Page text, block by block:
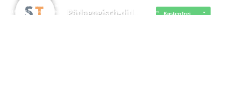
Pädagogisch-did… Kostenfrei
· ·Datenschutz ·
© 2016 - 2026 SupraTix GmbH oder Partnergesellschaften - Alle Rechte vorbehalten.